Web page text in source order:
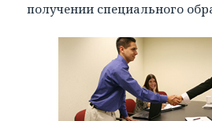
получении специального